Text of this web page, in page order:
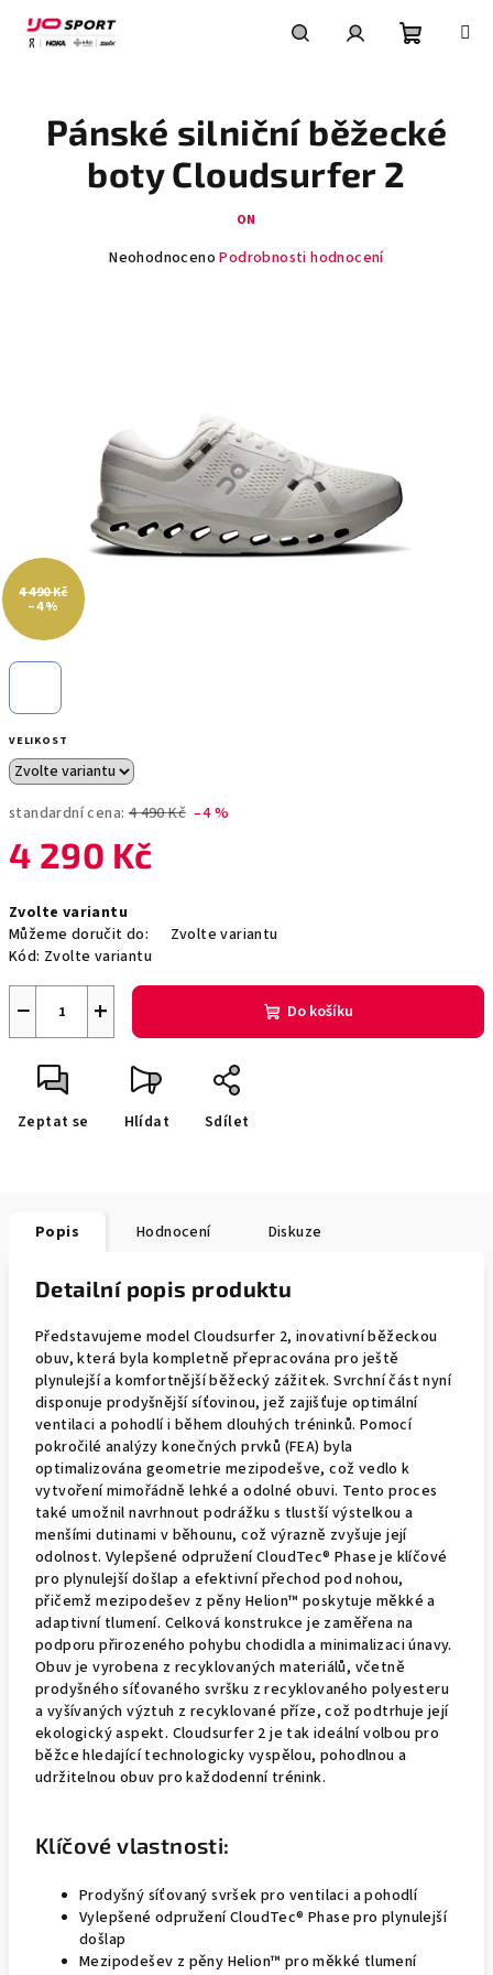
obsah
košík
VELIKOST
standardní cena: 4 490 Kč –4 %
4 290 Kč
cena:
Zvolte variantu
Můžeme doručit do:
Zvolte variantu
Kód: Zvolte variantu
+
− Do košíku
Zeptat se Hlídat Sdílet
Pánské silniční běžecké
boty Cloudsurfer 2
ON
Průměrné
Neohodnoceno Podrobnosti hodnocení
4 490 Kč
–4 %
Popis Hodnocení Diskuze
Detailní popis produktu
Představujeme model Cloudsurfer 2, inovativní běžeckou
obuv, která byla kompletně přepracována pro ještě
plynulejší a komfortnější běžecký zážitek. Svrchní část nyní
disponuje prodyšnější síťovinou, jež zajišťuje optimální
ventilaci a pohodlí i během dlouhých tréninků. Pomocí
pokročilé analýzy konečných prvků (FEA) byla
optimalizována geometrie mezipodešve, což vedlo k
vytvoření mimořádně lehké a odolné obuvi. Tento proces
také umožnil navrhnout podrážku s tlustší výstelkou a
menšími dutinami v běhounu, což výrazně zvyšuje její
odolnost. Vylepšené odpružení CloudTec® Phase je klíčové
pro plynulejší došlap a efektivní přechod pod nohou,
přičemž mezipodešev z pěny Helion™ poskytuje měkké a
adaptivní tlumení. Celková konstrukce je zaměřena na
podporu přirozeného pohybu chodidla a minimalizaci únavy.
Obuv je vyrobena z recyklovaných materiálů, včetně
prodyšného síťovaného svršku z recyklovaného polyesteru
a vyšívaných výztuh z recyklované příze, což podtrhuje její
ekologický aspekt. Cloudsurfer 2 je tak ideální volbou pro
běžce hledající technologicky vyspělou, pohodlnou a
udržitelnou obuv pro každodenní trénink.
Klíčové vlastnosti:
Prodyšný síťovaný svršek pro ventilaci a pohodlí
Vylepšené odpružení CloudTec® Phase pro plynulejší
došlap
Mezipodešev z pěny Helion™ pro měkké tlumení